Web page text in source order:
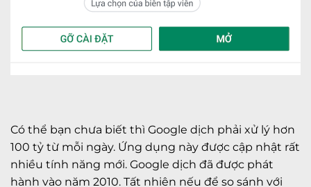
Có thể bạn chưa biết thì Google dịch phải xử lý hơn
100 tỷ từ mỗi ngày. Ứng dụng này được cập nhật rất
nhiều tính năng mới. Google dịch đã được phát
hành vào năm 2010. Tất nhiên nếu để so sánh với